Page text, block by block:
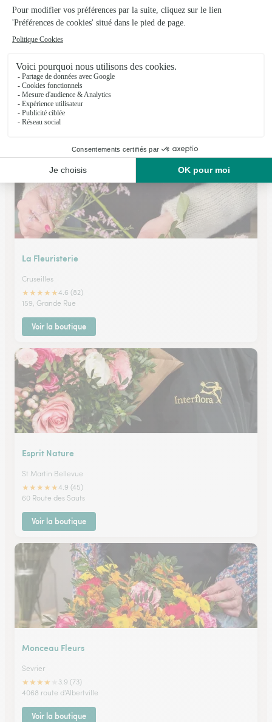
La Maison des Fleurs
Annecy
★★★★★4.4 (137)
10, avenue de Thones
La Fleuristerie
Cruseilles
★★★★★4.6 (82)
159, Grande Rue
Voir la boutique
Esprit Nature
St Martin Bellevue
★★★★★4.9 (45)
60 Route des Sauts
Voir la boutique
Monceau Fleurs
Sevrier
★★★★
3.9 (73)
4068 route d'Albertville
Voir la boutique